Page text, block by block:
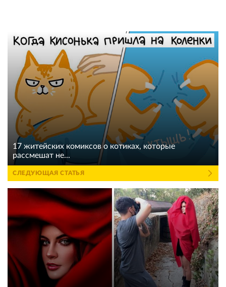
17 житейских комиксов о котиках, которые
рассмешат не...
СЛЕДУЮЩАЯ СТАТЬЯ